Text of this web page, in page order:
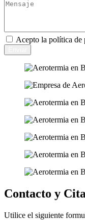
Acepto la política de
Contacto y
Utilice el siguiente